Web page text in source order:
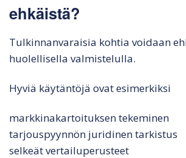
ehkäistä?
Tulkinnanvaraisia kohtia voidaan
huolellisella valmistelulla.
Hyviä käytäntöjä ovat esimerkiksi
markkinakartoituksen tekeminen
tarjouspyynnön juridinen tarkistus
selkeät vertailuperusteet